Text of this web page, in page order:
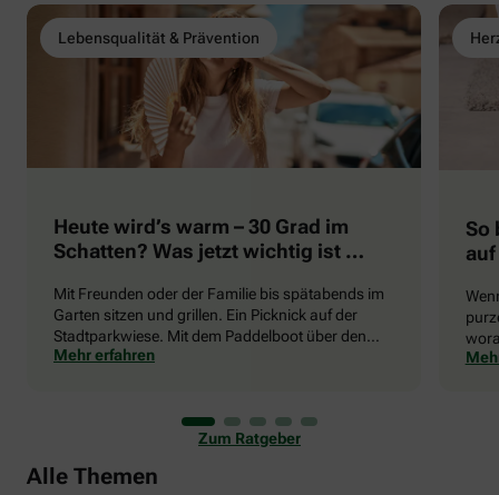
Lebensqualität & Prävention
Heute wird’s warm – 30 Grad im
Schatten? Was jetzt wichtig ist …
Mit Freunden oder der Familie bis spätabends im
Garten sitzen und grillen. Ein Picknick auf der
Stadtparkwiese. Mit dem Paddelboot über den
See gleiten oder eine Radtour durch die blühende
er uns auch ganz schön zu schaffen. Wenn die
Temperaturen tagsüber auf mehr als 30 Grad
klettern und uns warme Tropennächte den Schlaf
rauben, sehnen wir uns oft nach einem
Mehr erfahren
So
die
Zum Ratgeber
Alle Themen